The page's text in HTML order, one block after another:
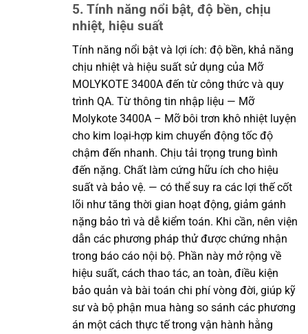
5. Tính năng nổi bật, độ bền, chịu
nhiệt, hiệu suất
Tính năng nổi bật và lợi ích: độ bền, khả năng
chịu nhiệt và hiệu suất sử dụng của Mỡ
MOLYKOTE 3400A đến từ công thức và quy
trình QA. Từ thông tin nhập liệu — Mỡ
Molykote 3400A – Mỡ bôi trơn khô nhiệt luyện
cho kim loại-hợp kim chuyển động tốc độ
chậm đến nhanh. Chịu tải trọng trung bình
đến nặng. Chất làm cứng hữu ích cho hiệu
suất và bảo vệ. — có thể suy ra các lợi thế cốt
lõi như tăng thời gian hoạt động, giảm gánh
nặng bảo trì và dễ kiểm toán. Khi cần, nên viện
dẫn các phương pháp thử được chứng nhận
trong báo cáo nội bộ. Phần này mở rộng về
hiệu suất, cách thao tác, an toàn, điều kiện
bảo quản và bài toán chi phí vòng đời, giúp kỹ
sư và bộ phận mua hàng so sánh các phương
án một cách thực tế trong vận hành hằng